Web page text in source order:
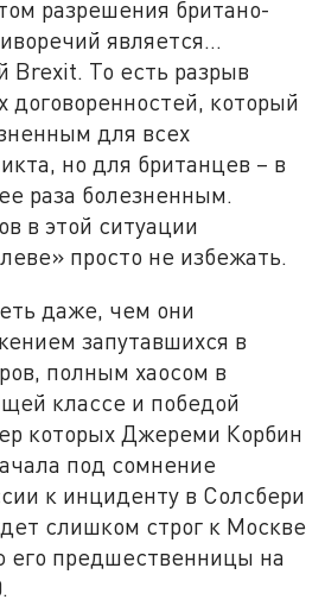
разрешения британо-
является…
Brexit. То есть разрыв
договоренностей, который
для всех
но для британцев – в
раза болезненным.
в этой ситуации
просто не избежать.
даже, чем они
запутавшихся в
полным хаосом в
классе и победой
которых Джереми Корбин
под сомнение
к инциденту в Солсбери
слишком строг к Москве
его предшественницы на